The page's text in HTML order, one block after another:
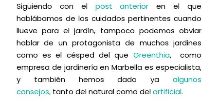
Siguiendo con el post anterior en el que
hablábamos de los cuidados pertinentes cuando
llueve para el jardín, tampoco podemos obviar
hablar de un protagonista de muchos jardines
como es el césped del que Greenthia, como
empresa de jardinería en Marbella es especialista,
y también hemos dado yaalgunos
consejos,tanto del natural como delartificial.